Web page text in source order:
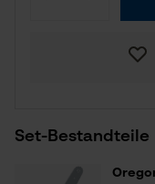
Set-Bestandteile